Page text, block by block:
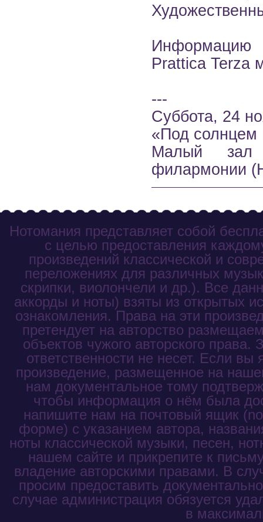
Информацию
Prattica Terza
---
Суббота, 24
«Под солнцем
Малый зал
филармонии
Нотомания представляет собой
с целью предоставления
произведений классической и
переложениях для различных
скрипки, виолончели и др.). Все
аккорды и ноты) взяты из открытых
ознакомления. Права на эти
претендует на авторство
объектов чужого авторского
ответственности не несет. Если вы
произведение, размещенное на
нам документальное тому
чтобы информация о нём была
напишите нам на почтовый ящик
форме) с указанием автора,
ноты классической музыки, песен,
нашем сайте и прикрепите к
владение авторскими правами. В
просим предоставить
случае администрация обязуется
в